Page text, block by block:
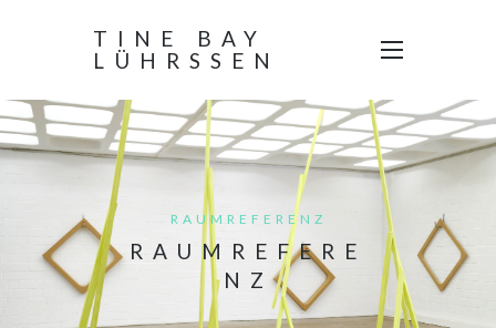
TINE BAY
LÜHRSSEN
RAUMREFERENZ
RAUMREFERE
NZ